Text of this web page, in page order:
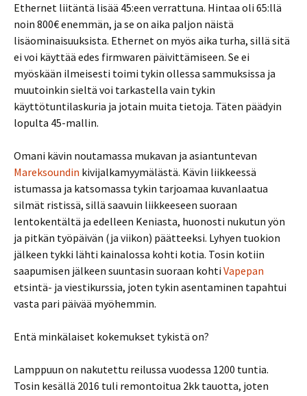
Ethernet liitäntä lisää 45:een verrattuna. Hintaa oli 65:llä
noin 800€ enemmän, ja se on aika paljon näistä
lisäominaisuuksista. Ethernet on myös aika turha, sillä sitä
ei voi käyttää edes firmwaren päivittämiseen. Se ei
myöskään ilmeisesti toimi tykin ollessa sammuksissa ja
muutoinkin sieltä voi tarkastella vain tykin
käyttötuntilaskuria ja jotain muita tietoja. Täten päädyin
lopulta 45-mallin.
Omani kävin noutamassa mukavan ja asiantuntevan
Mareksoundin kivijalkamyymälästä. Kävin liikkeessä
istumassa ja katsomassa tykin tarjoamaa kuvanlaatua
silmät ristissä, sillä saavuin liikkeeseen suoraan
lentokentältä ja edelleen Keniasta, huonosti nukutun yön
ja pitkän työpäivän (ja viikon) päätteeksi. Lyhyen tuokion
jälkeen tykki lähti kainalossa kohti kotia. Tosin kotiin
saapumisen jälkeen suuntasin suoraan kohti Vapepan
etsintä- ja viestikurssia, joten tykin asentaminen tapahtui
vasta pari päivää myöhemmin.
Entä minkälaiset kokemukset tykistä on?
Lamppuun on nakutettu reilussa vuodessa 1200 tuntia.
Tosin kesällä 2016 tuli remontoitua 2kk tauotta, joten